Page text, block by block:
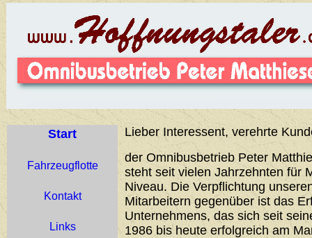
Start
Fahrzeugflotte
Kontakt
Links
Lieber Interessent, verehrte
der Omnibusbetrieb Peter
steht seit vielen Jahrzehnten für
Niveau. Die Verpflichtung
Mitarbeitern gegenüber ist das
Unternehmens, das sich seit
1986 bis heute erfolgreich am